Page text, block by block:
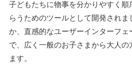
子どもたちに物事を分かりやすく順
らうためのツールとして開発されま
か、直感的なユーザーインターフェ
で、広く一般のお子さまから大人
ます。